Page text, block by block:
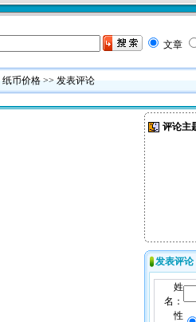
文章
纸币价格>> 发表评论
评论主
发表评论
姓
名：
性